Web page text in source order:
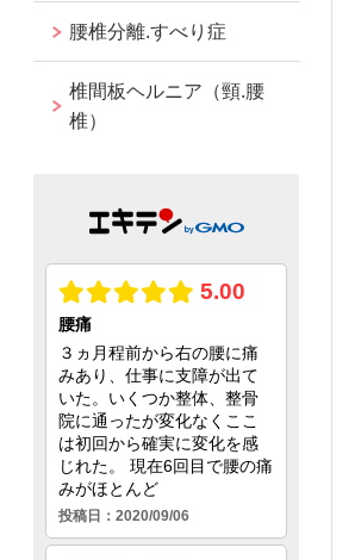
腰椎分離.すべり症
椎間板ヘルニア（頸.腰
椎）